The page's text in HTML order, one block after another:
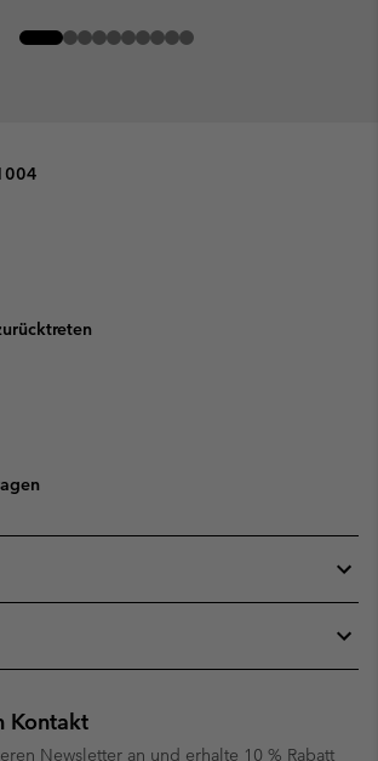
Kontakt
Newsletter an und erhalte 10 % Rabatt